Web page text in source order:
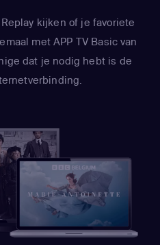
kijken of je favoriete
met APP TV Basic van
dat je nodig hebt is de